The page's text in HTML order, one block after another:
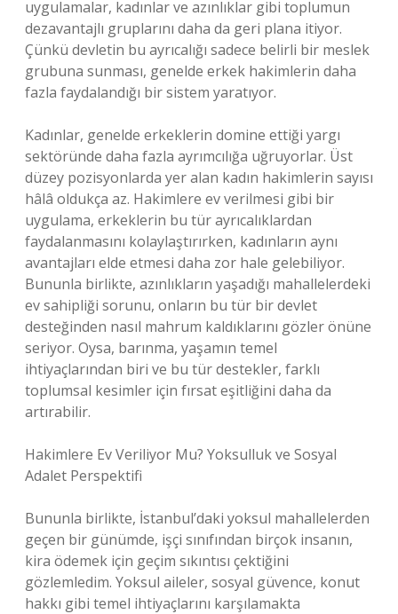
uygulamalar, kadınlar ve azınlıklar gibi toplumun
dezavantajlı gruplarını daha da geri plana itiyor.
Çünkü devletin bu ayrıcalığı sadece belirli bir meslek
grubuna sunması, genelde erkek hakimlerin daha
fazla faydalandığı bir sistem yaratıyor.
Kadınlar, genelde erkeklerin domine ettiği yargı
sektöründe daha fazla ayrımcılığa uğruyorlar. Üst
düzey pozisyonlarda yer alan kadın hakimlerin sayısı
hâlâ oldukça az. Hakimlere ev verilmesi gibi bir
uygulama, erkeklerin bu tür ayrıcalıklardan
faydalanmasını kolaylaştırırken, kadınların aynı
avantajları elde etmesi daha zor hale gelebiliyor.
Bununla birlikte, azınlıkların yaşadığı mahallelerdeki
ev sahipliği sorunu, onların bu tür bir devlet
desteğinden nasıl mahrum kaldıklarını gözler önüne
seriyor. Oysa, barınma, yaşamın temel
ihtiyaçlarından biri ve bu tür destekler, farklı
toplumsal kesimler için fırsat eşitliğini daha da
artırabilir.
Hakimlere Ev Veriliyor Mu? Yoksulluk ve Sosyal
Adalet Perspektifi
Bununla birlikte, İstanbul’daki yoksul mahallelerden
geçen bir günümde, işçi sınıfından birçok insanın,
kira ödemek için geçim sıkıntısı çektiğini
gözlemledim. Yoksul aileler, sosyal güvence, konut
hakkı gibi temel ihtiyaçlarını karşılamakta